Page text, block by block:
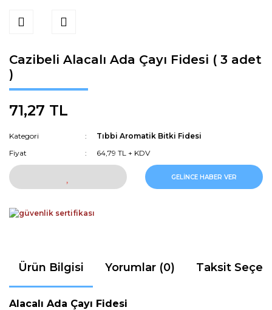
Cazibeli Alacalı Ada Çayı Fidesi ( 3 adet
)
71,27 TL
Kategori
Tıbbi Aromatik Bitki Fidesi
Fiyat
64,79 TL + KDV
GELİNCE HABER VER
Ürün Bilgisi Yorumlar (0) Taksit
Alacalı Ada Çayı Fidesi